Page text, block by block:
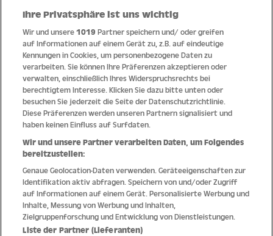
Quick Links
Hilfe
Unternehmen
Socials
Zahlungsmethoden
Erfahren Sie Neuheiten als Erstes
Aus Österreich in die Welt
Impressum AGB Datenschutz
Ihre Privatsphäre ist uns wichtig
Wir und unsere1019 Partner speichern und/ oder greifen
auf Informationen auf einem Gerät zu, z.B. auf eindeutige
Kennungen in Cookies, um personenbezogene Daten zu
verarbeiten. Sie können Ihre Präferenzen akzeptieren oder
verwalten, einschließlich Ihres Widerspruchsrechts bei
berechtigtem Interesse. Klicken Sie dazu bitte unten oder
besuchen Sie jederzeit die Seite der Datenschutzrichtlinie.
Diese Präferenzen werden unseren Partnern signalisiert und
haben keinen Einfluss auf Surfdaten.
Wir und unsere Partner verarbeiten Daten, um Folgendes
bereitzustellen:
Genaue Geolocation-Daten verwenden. Geräteeigenschaften zur
Identifikation aktiv abfragen. Speichern von und/oder Zugriff
auf Informationen auf einem Gerät. Personalisierte Werbung und
Inhalte, Messung von Werbung und Inhalten,
Zielgruppenforschung und Entwicklung von Dienstleistungen.
Liste der Partner (Lieferanten)